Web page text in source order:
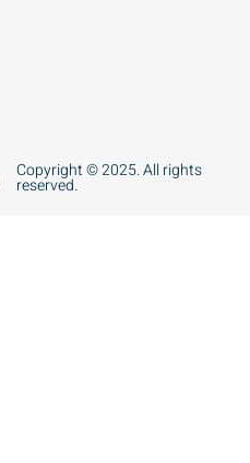
Copyright © 2025. All rights
reserved.